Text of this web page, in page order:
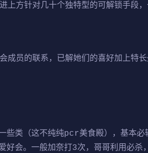
上方针对几十个独特型的可解锁手段
成员的联系，已解她们的喜好加上特
些类（这不纯纯pcr美食殿），基本必
好会。一般加奈打3次，哥哥利用必